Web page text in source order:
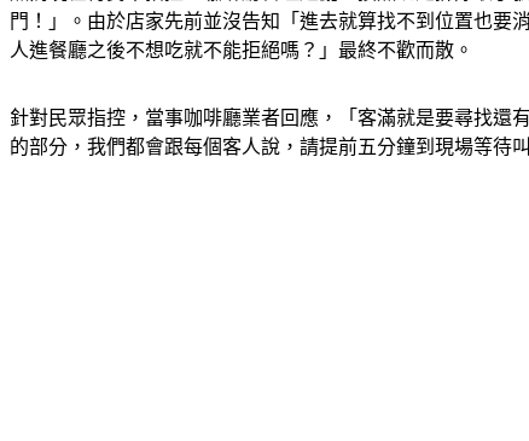
門！」。由於店家先前並沒告知「進去就算找不到位置也
人進餐廳之後不想吃就不能拒絕嗎？」最終不歡而散。
針對民眾指控，當事咖啡廳業者回應，「客滿就是要尋找還
的部分，我們都會跟每個客人說，請提前五分鐘到現場等待